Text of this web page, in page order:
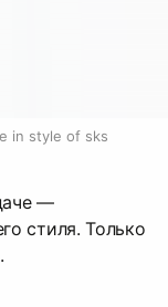
in style of sks
—
стиля. Только